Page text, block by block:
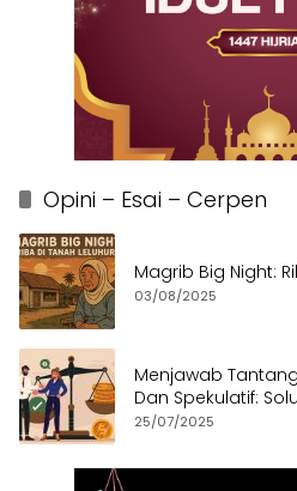
Opini – Esai – Cerpen
Magrib Big Night:
03/08/2025
Menjawab
Dan Spekulatif:
25/07/2025